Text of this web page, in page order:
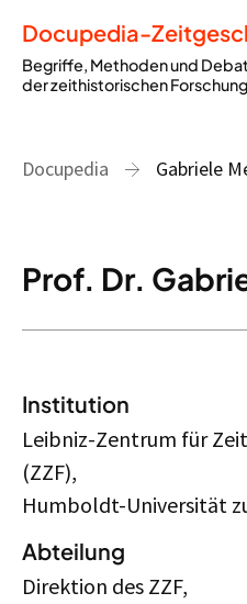
Docupedia-
Begriffe, Methoden und
der zeithistorischen Forschung
Docupedia Gabriele
Prof. Dr.
Institution
Leibniz-Zentrum für
(ZZF),
Humboldt-Universität
Abteilung
Direktion des ZZF,